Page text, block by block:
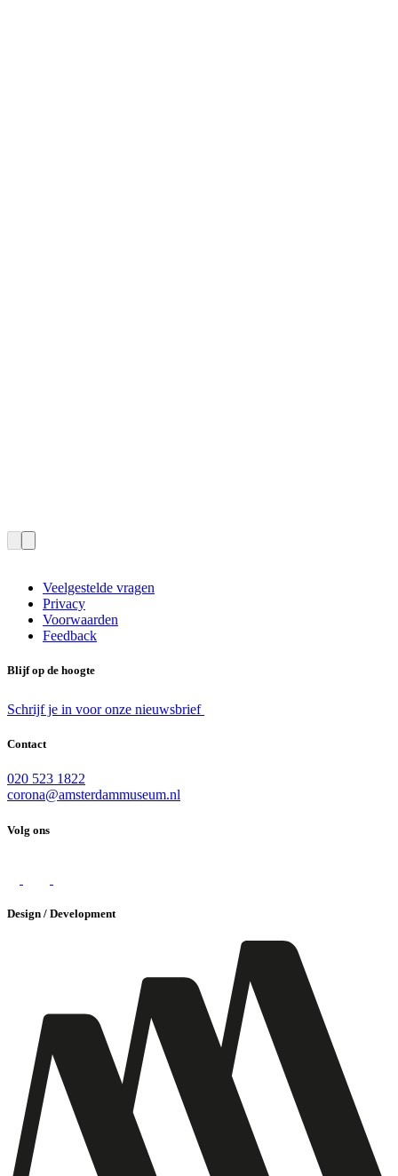
Veelgestelde vragen
Privacy
Voorwaarden
Feedback
Blijf op de hoogte
Schrijf je in voor onze nieuwsbrief
Contact
020 523 1822
corona@amsterdammuseum.nl
Volg ons
Design / Development